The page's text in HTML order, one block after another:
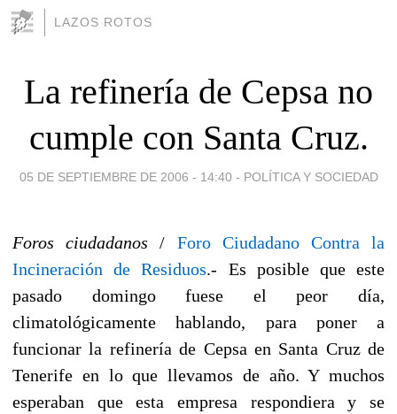
LAZOS ROTOS
La refinería de Cepsa no
cumple con Santa Cruz.
05 DE SEPTIEMBRE DE 2006 - 14:40 - POLÍTICA Y SOCIEDAD
Foros ciudadanos / Foro Ciudadano Contra la
Incineración de Residuos.- Es posible que este
pasado domingo fuese el peor día,
climatológicamente hablando, para poner a
funcionar la refinería de Cepsa en Santa Cruz de
Tenerife en lo que llevamos de año. Y muchos
esperaban que esta empresa respondiera y se